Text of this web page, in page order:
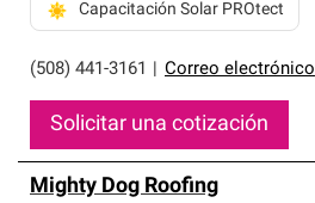
(508) 441-3161 Correo electrónico
Capacitación Solar PROtect
Solicitar una cotización
Mighty Dog Roofing